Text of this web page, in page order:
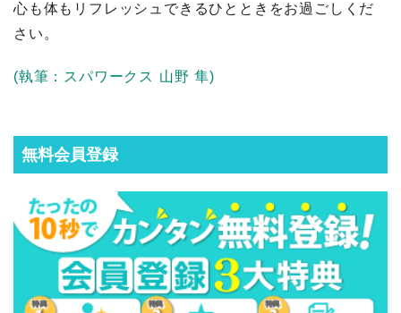
心も体もリフレッシュできるひとときをお過ごしくだ
さい。
(執筆：スパワークス 山野 隼)
無料会員登録